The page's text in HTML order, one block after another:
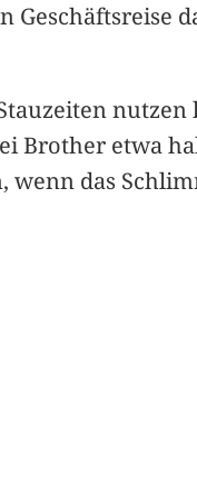
nutzen
Brother etwa
das